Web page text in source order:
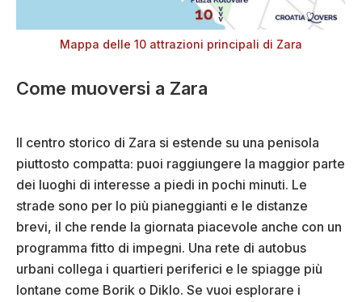
Mappa delle 10 attrazioni principali di Zara
Come muoversi a Zara
Il centro storico di Zara si estende su una penisola
piuttosto compatta: puoi raggiungere la maggior parte
dei luoghi di interesse a piedi in pochi minuti. Le
strade sono per lo più pianeggianti e le distanze
brevi, il che rende la giornata piacevole anche con un
programma fitto di impegni. Una rete di autobus
urbani collega i quartieri periferici e le spiagge più
lontane come Borik o Diklo. Se vuoi esplorare i